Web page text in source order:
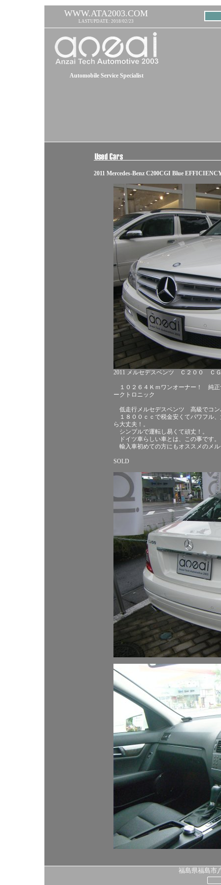
WWW.ATA2003.COM
LASTUPDATE: 2018/02/23
Automobile Service Specialist
2011 Mercedes-Benz C200CGI Blue
2011 メルセデスベンツ Ｃ２００ Ｃ
１０２６４Ｋｍワンオーナー！ 純
ークトロニック
低走行メルセデスベンツ 高級でコン
１８００ｃｃで税金安くてパワフル
ら大丈夫！。
シンプルで運転し易くて頑丈！。
ドイツ車らしい車とは、この事です。
輸入車初めての方にもオススメのメ
SOLD
福島県福島市